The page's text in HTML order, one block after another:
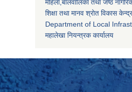
महिला,बालवालिका तथा जेष्ठ
शिक्षा तथा मानव श्राेत विकास
Department of Local
महालेखा नियन्त्रक कार्यालय